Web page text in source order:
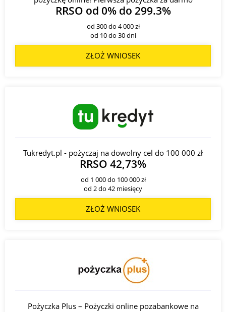
ul. Emilii Plater 28, 00-688 Warszawa;
ul. Górczewska 212/226, 01-460 Warszawa;
Kontakt:801 300 800;
ul. Grochowska 306, 03-840 Warszawa;
801 300 800;
Adres:ul. ks. Ignacego Skorupki 5, 00-546 Warszawa;
Kontakt:
801 300 800;
15 III Oddział Korporacyjny Warszawa
Adres:ul. Ostrobramska 95, 04-118 Warszawa;
801 300 800;
Kontakt:
801 300 800;
RRSO od 0% do 299.3%
od 300 do 4 000 zł
od 10 do 30 dni
ZŁOŻ WNIOSEK
Tukredyt.pl - pożyczaj na dowolny cel do 100 000 zł
RRSO 42,73%
od 1 000 do 100 000 zł
od 2 do 42 miesięcy
ZŁOŻ WNIOSEK
Pożyczka Plus – Pożyczki online pozabankowe na